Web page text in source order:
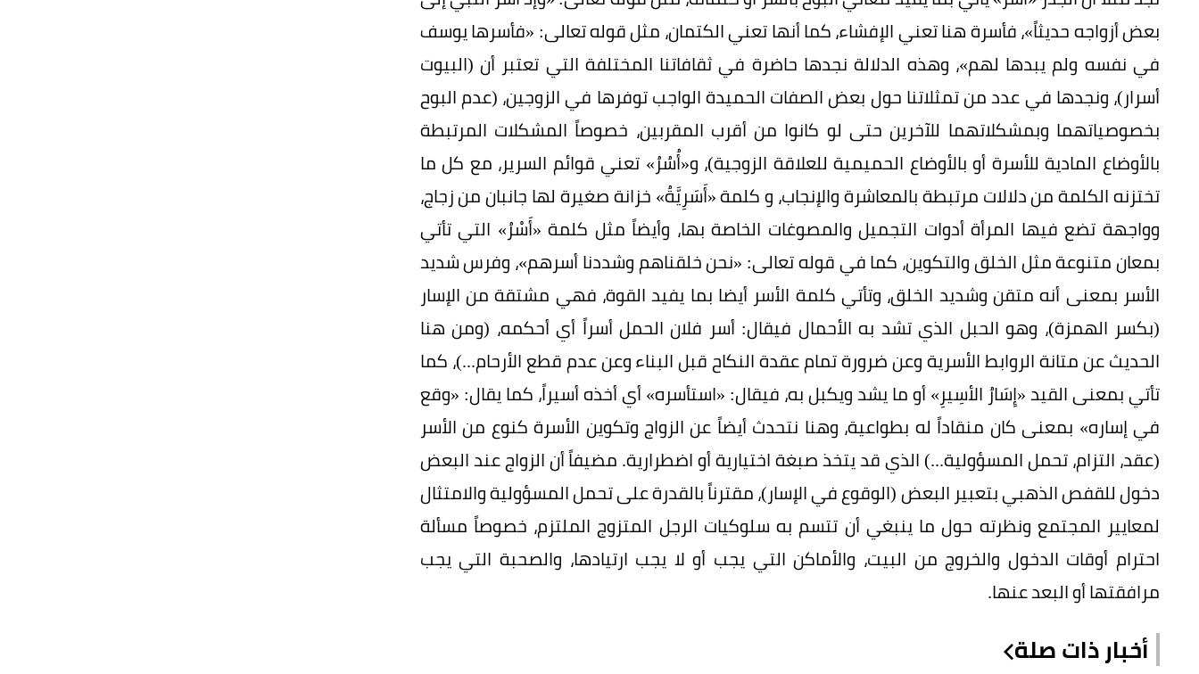
بعض أزواجه حديثاً»، فأسرة هنا تعني الإفشاء، كما أنها تعني الكتمان، مثل قوله تعالى: «فأسرها يوسف
في نفسه ولم يبدها لهم»، وهذه الدلالة نجدها حاضرة في ثقافاتنا المختلفة التي تعتبر أن (البيوت
أسرار)، ونجدها في عدد من تمثلاتنا حول بعض الصفات الحميدة الواجب توفرها في الزوجين، (عدم البوح
بخصوصياتهما وبمشكلاتهما للآخرين حتى لو كانوا من أقرب المقربين، خصوصاً المشكلات المرتبطة
بالأوضاع المادية للأسرة أو بالأوضاع الحميمية للعلاقة الزوجية)، و«أُسُرُ» تعني قوائم السرير، مع كل ما
تختزنه الكلمة من دلالات مرتبطة بالمعاشرة والإنجاب، و كلمة «أَسَرِيَّةُ» خزانة صغيرة لها جانبان من زجاج،
وواجهة تضع فيها المرأة أدوات التجميل والمصوغات الخاصة بها، وأيضاً مثل كلمة «أَسْرُ» التي تأتي
بمعان متنوعة مثل الخلق والتكوين، كما في قوله تعالى: «نحن خلقناهم وشددنا أسرهم»، وفرس شديد
الأسر بمعنى أنه متقن وشديد الخلق، وتأتي كلمة الأسر أيضا بما يفيد القوة، فهي مشتقة من الإسار
(بكسر الهمزة)، وهو الحبل الذي تشد به الأحمال فيقال: أسر فلان الحمل أسراً أي أحكمه، (ومن هنا
الحديث عن متانة الروابط الأسرية وعن ضرورة تمام عقدة النكاح قبل البناء وعن عدم قطع الأرحام...)، كما
تأتي بمعنى القيد «إِسَارُ الأسِيرِ» أو ما يشد ويكبل به، فيقال: «استأسره» أي أخذه أسيراً، كما يقال: «وقع
في إساره» بمعنى كان منقاداً له بطواعية، وهنا نتحدث أيضاً عن الزواج وتكوين الأسرة كنوع من الأسر
(عقد، التزام، تحمل المسؤولية...) الذي قد يتخذ صبغة اختيارية أو اضطرارية. مضيفاً أن الزواج عند البعض
دخول للقفص الذهبي بتعبير البعض (الوقوع في الإسار)، مقترناً بالقدرة على تحمل المسؤولية والامتثال
لمعايير المجتمع ونظرته حول ما ينبغي أن تتسم به سلوكيات الرجل المتزوج الملتزم، خصوصاً مسألة
احترام أوقات الدخول والخروج من البيت، والأماكن التي يجب أو لا يجب ارتيادها، والصحبة التي يجب
مرافقتها أو البعد عنها.
أخبار ذات صلة